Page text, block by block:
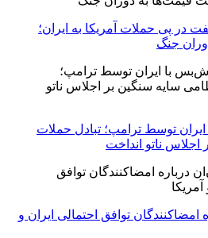
در پی حملات آمریکا به ایران؛
جنگ
ایران توسط ترامپ؛ تبادل حملات
ناتو انداخت
توافق احتمالی ایران و